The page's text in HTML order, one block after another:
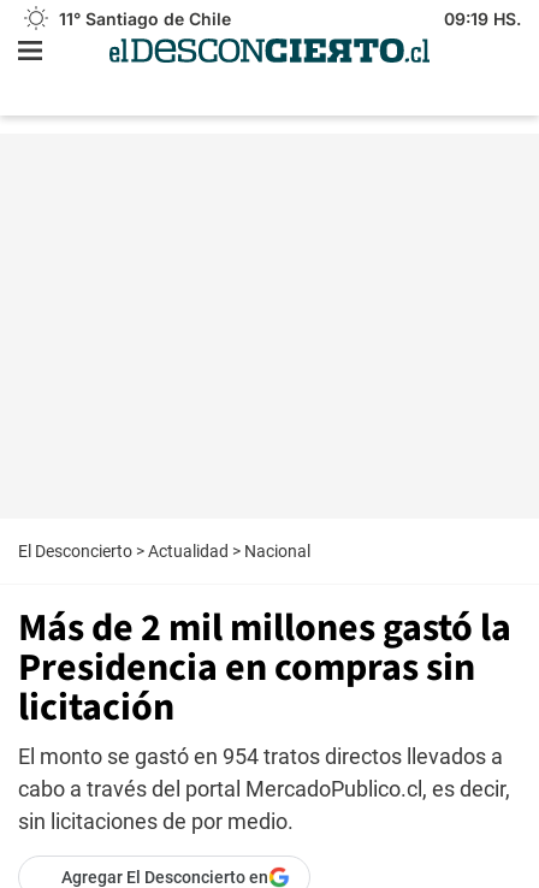
11° Santiago de Chile 09:19 HS.
El Desconcierto >Actualidad > Nacional
Más de 2 mil millones gastó la
Presidencia en compras sin
licitación
El monto se gastó en 954 tratos directos llevados a
cabo a través del portal MercadoPublico.cl, es decir,
sin licitaciones de por medio.
Agregar El Desconcierto en